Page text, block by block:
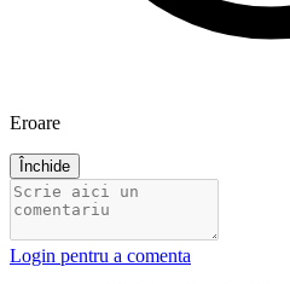
Eroare
Închide
Login pentru a comenta